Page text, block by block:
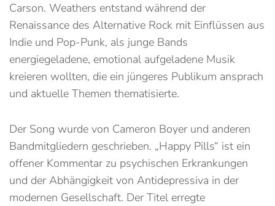
Carson. Weathers entstand während der
Renaissance des Alternative Rock mit Einflüssen aus
Indie und Pop-Punk, als junge Bands
energiegeladene, emotional aufgeladene Musik
kreieren wollten, die ein jüngeres Publikum ansprach
und aktuelle Themen thematisierte.
Der Song wurde von Cameron Boyer und anderen
Bandmitgliedern geschrieben. „Happy Pills“ ist ein
offener Kommentar zu psychischen Erkrankungen
und der Abhängigkeit von Antidepressiva in der
modernen Gesellschaft. Der Titel erregte